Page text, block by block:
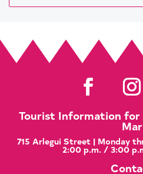
Tourist Information
Mar
715 Arlegui Street | Monday
2:00 p.m. / 3:00